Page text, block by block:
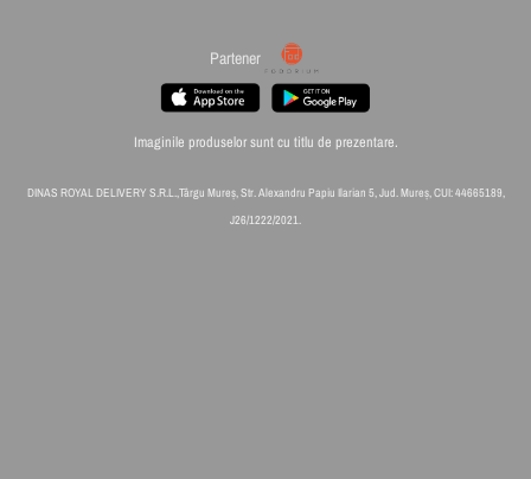
Partener
Imaginile produselor sunt cu titlu de prezentare.
DINAS ROYAL DELIVERY S.R.L.,Târgu Mureș, Str. Alexandru Papiu Ilarian 5, Jud. Mureș, CUI: 44665189,
J26/1222/2021.